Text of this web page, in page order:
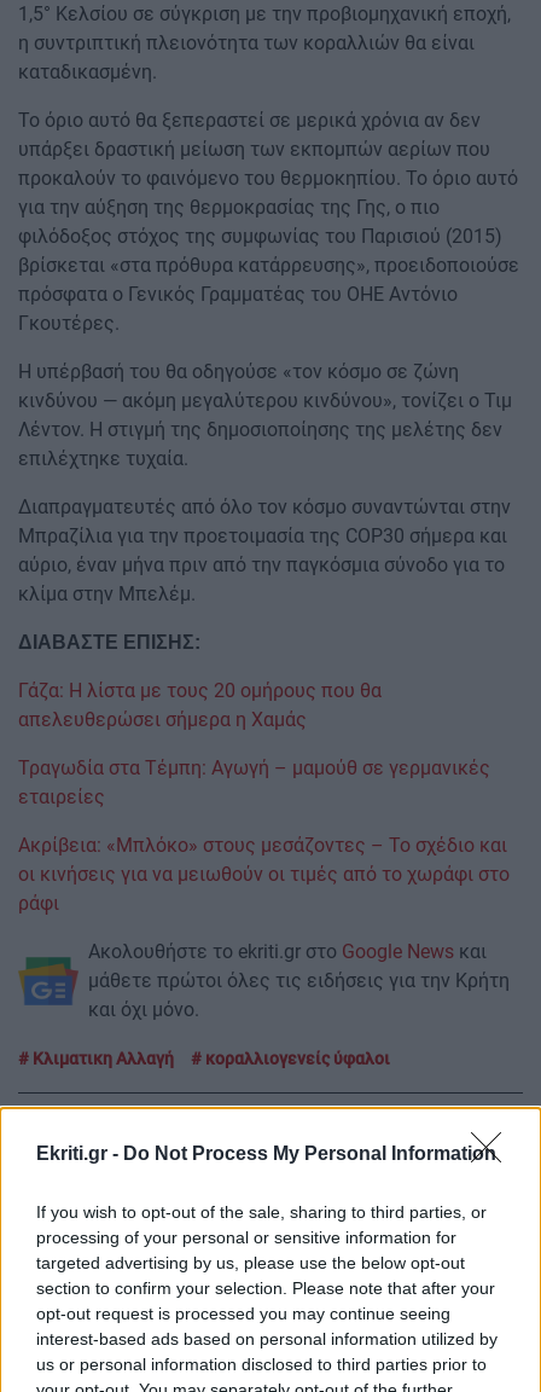
Ekriti.gr - Do Not Process My Personal Information
If you wish to opt-out of the sale, sharing to third parties, or
processing of your personal or sensitive information for
targeted advertising by us, please use the below opt-out
section to confirm your selection. Please note that after your
opt-out request is processed you may continue seeing
interest-based ads based on personal information utilized by
us or personal information disclosed to third parties prior to
1,5° Κελσίου σε σύγκριση με την προβιομηχανική εποχή,
η συντριπτική πλειονότητα των κοραλλιών θα είναι
καταδικασμένη.
Το όριο αυτό θα ξεπεραστεί σε μερικά χρόνια αν δεν
υπάρξει δραστική μείωση των εκπομπών αερίων που
προκαλούν το φαινόμενο του θερμοκηπίου. Το όριο αυτό
για την αύξηση της θερμοκρασίας της Γης, ο πιο
φιλόδοξος στόχος της συμφωνίας του Παρισιού (2015)
βρίσκεται «στα πρόθυρα κατάρρευσης», προειδοποιούσε
πρόσφατα ο Γενικός Γραμματέας του ΟΗΕ Αντόνιο
Γκουτέρες.
Η υπέρβασή του θα οδηγούσε «τον κόσμο σε ζώνη
κινδύνου — ακόμη μεγαλύτερου κινδύνου», τονίζει ο Τιμ
Λέντον. Η στιγμή της δημοσιοποίησης της μελέτης δεν
επιλέχτηκε τυχαία.
Διαπραγματευτές από όλο τον κόσμο συναντώνται στην
Μπραζίλια για την προετοιμασία της COP30 σήμερα και
αύριο, έναν μήνα πριν από την παγκόσμια σύνοδο για το
κλίμα στην Μπελέμ.
ΔΙΑΒΑΣΤΕ ΕΠΙΣΗΣ:
Γάζα: Η λίστα με τους 20 ομήρους που θα
απελευθερώσει σήμερα η Χαμάς
Τραγωδία στα Τέμπη: Αγωγή – μαμούθ σε γερμανικές
εταιρείες
Ακρίβεια: «Μπλόκο» στους μεσάζοντες – Το σχέδιο και
οι κινήσεις για να μειωθούν οι τιμές από το χωράφι στο
ράφι
Ακολουθήστε το ekriti.gr στο Google News και
μάθετε πρώτοι όλες τις ειδήσεις για την Κρήτη
και όχι μόνο.
Κλιματικη Αλλαγή κοραλλιογενείς ύφαλοι
ΡΟΗ ΕΙΔΗΣΕΩΝ
15:40
ΕΛΛΑΔΑ
Προφυλακιστέος ο 26χρονος για τη δολοφονία
της Βρετανίδας - Τήρησε το δικαίωμα της
σιωπής